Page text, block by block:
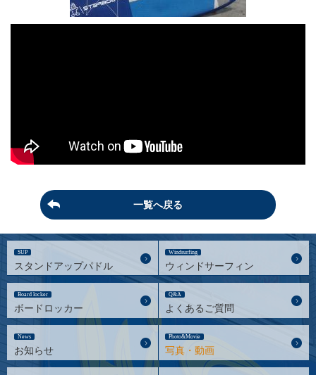
一覧へ戻る
SUP
スタンドアップパドル
Windsurfing
ウィンドサーフィン
Board locker
ボードロッカー
Q&A
よくあるご質問
News
お知らせ
Photo&Movie
写真・動画